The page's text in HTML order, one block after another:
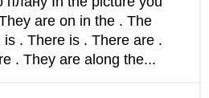
are on in the . The
. There is . There are .
. They are along the...